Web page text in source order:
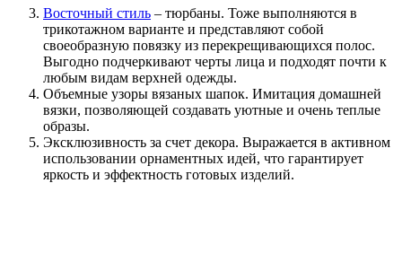
Восточный стиль – тюрбаны. Тоже выполняются в
трикотажном варианте и представляют собой
своеобразную повязку из перекрещивающихся полос.
Выгодно подчеркивают черты лица и подходят почти к
любым видам верхней одежды.
Объемные узоры вязаных шапок. Имитация домашней
вязки, позволяющей создавать уютные и очень теплые
образы.
Эксклюзивность за счет декора. Выражается в активном
использовании орнаментных идей, что гарантирует
яркость и эффектность готовых изделий.